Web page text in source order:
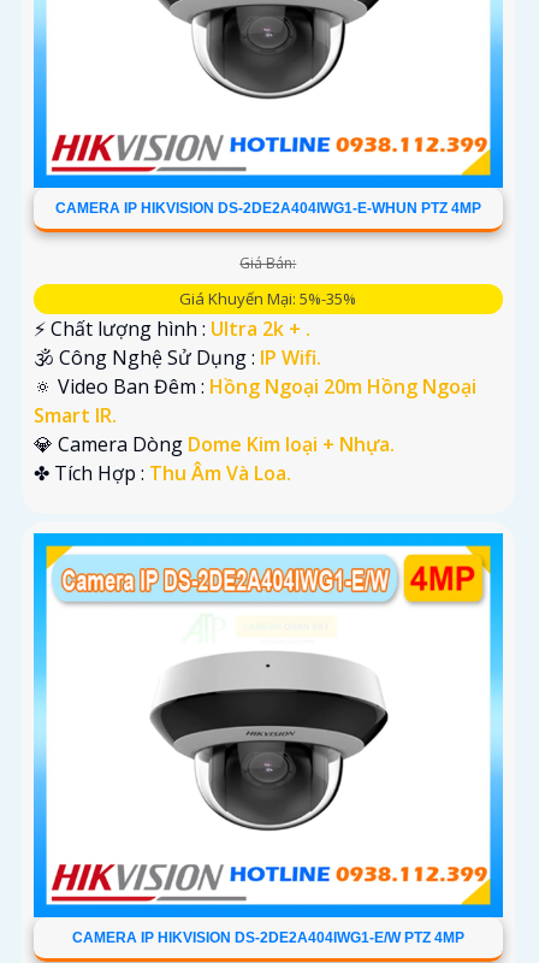
CAMERA IP HIKVISION DS-2DE2A404IWG1-E-WHUN PTZ 4MP
Giá Bán:
Giá Khuyến Mại: 5%-35%
️⚡ Chất lượng hình : Ultra 2k + .
🕉️ Công Nghệ Sử Dụng : IP Wifi.
🔅 Video Ban Đêm : Hồng Ngoại 20m Hồng Ngoại
Smart IR.
💎 Camera Dòng Dome Kim loại + Nhựa.
️✤ Tích Hợp : Thu Âm Và Loa.
CAMERA IP HIKVISION DS-2DE2A404IWG1-E/W PTZ 4MP